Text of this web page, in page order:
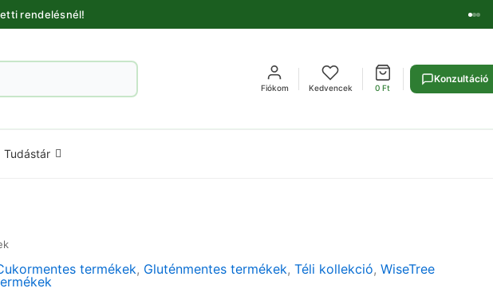
rendelésnél!
Fiókom Kedvencek 0Ft
Konzultáció
Tudástár
termékek, Gluténmentes termékek, Téli kollekció, WiseTree